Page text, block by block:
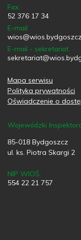
Fax:
52 376 17 34
E-mail
E-mail - sekretariat
Mapa serwisu
Polityka prywatności
Oświadczenie o
Wojewódzki
85-018 Bydgoszcz
ul. ks. Piotra Skargi 2
NIP WIOŚ:
554 22 21 757